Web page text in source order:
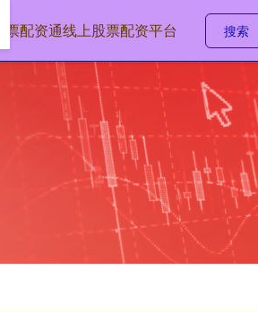
股票配资通线上股票配资平台